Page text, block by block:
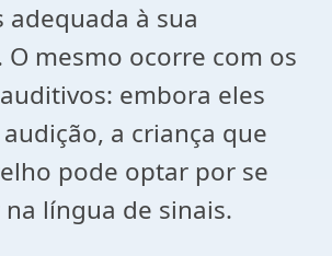
adequada à sua
O mesmo ocorre com os
embora eles
a criança que
pode optar por se
língua de sinais.